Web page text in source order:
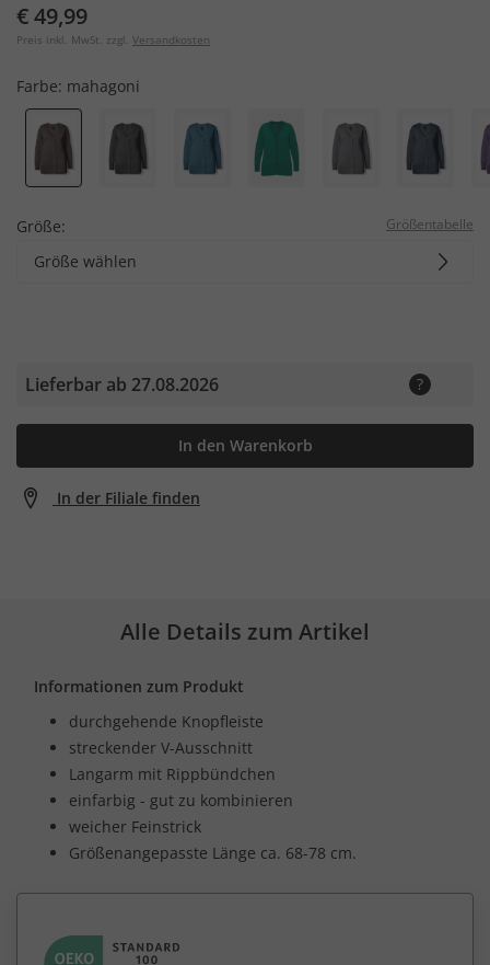
€ 49,99
Preis inkl. MwSt. zzgl. Versandkosten
Farbe: mahagoni
Größe: Größentabelle
Größe wählen
Lieferbar ab 27.08.2026
In den Warenkorb
In der Filiale finden
Alle Details zum Artikel
Informationen zum Produkt
durchgehende Knopfleiste
streckender V-Ausschnitt
Langarm mit Rippbündchen
einfarbig - gut zu kombinieren
weicher Feinstrick
Größenangepasste Länge ca. 68-78 cm.